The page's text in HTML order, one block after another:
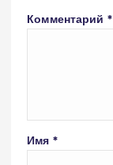
Комментарий *
Имя *